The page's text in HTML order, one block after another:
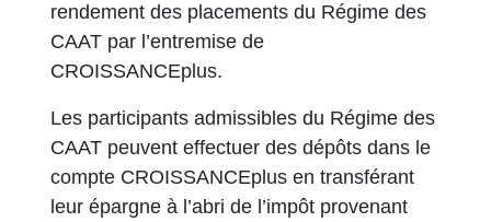
rendement des placements du Régime des
CAAT par l’entremise de
CROISSANCEplus.
Les participants admissibles du Régime des
CAAT peuvent effectuer des dépôts dans le
compte CROISSANCEplus en transférant
leur épargne à l’abri de l’impôt provenant